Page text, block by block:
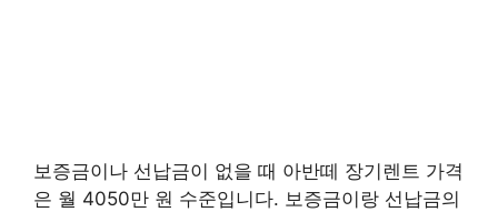
보증금이나 선납금이 없을 때 아반떼 장기렌트 가격
은 월 4050만 원 수준입니다. 보증금이랑 선납금의